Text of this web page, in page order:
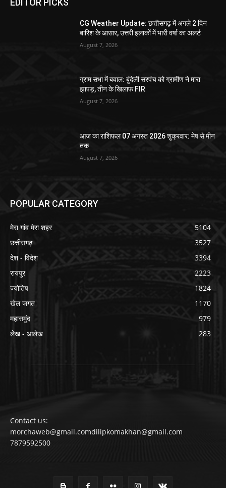
EDITOR PICKS
CG Weather Update: छत्तीसगढ़ में अगले 2 दिन
बारिश के आसार, उत्तरी इलाकों में भारी वर्षा का अलर्ट
August 7, 2026
ग्राम सभा में बवाल: बुंदेली सरपंच को ग्रामीण ने मारा
झापड़, तीन के खिलाफ FIR
August 7, 2026
आज का राशिफल 07 अगस्त 2026 शुक्रवार: मेष से मीन
तक
August 7, 2026
POPULAR CATEGORY
मेरा गांव मेरा शहर
5104
छत्तीसगढ़
3527
देश - विदेश
3394
रायपुर
2223
ज्योतिष
1824
खेल जगत
1170
महासमुंद
979
लेख - आलेख
283
Contact us:
morchaweb@gmail.comdilipkomakhan@gmail.com
7879592500